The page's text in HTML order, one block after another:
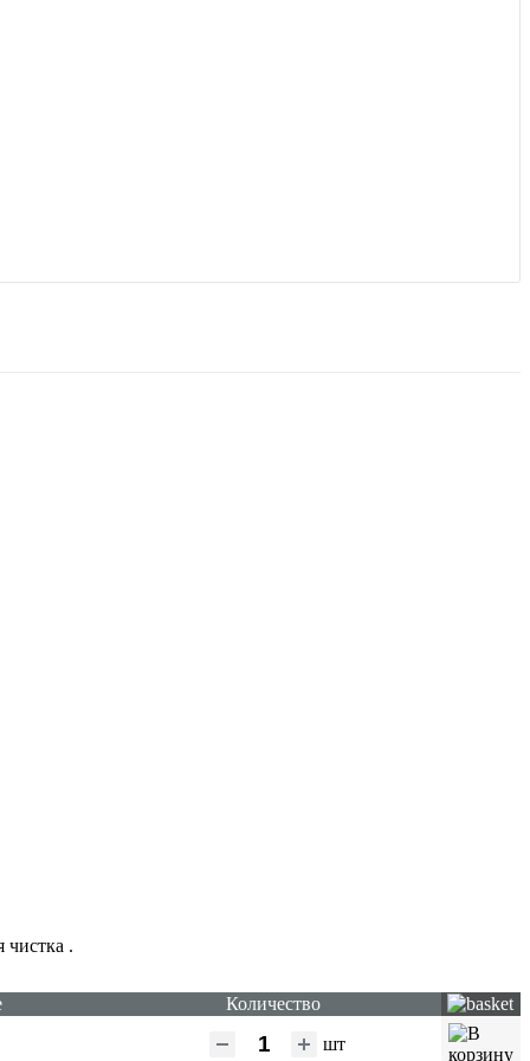
чистка .
Количество
шт